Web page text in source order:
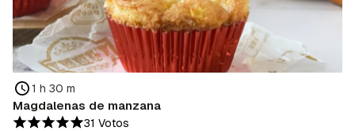
1 h 30 m
Magdalenas de manzana
31 Votos